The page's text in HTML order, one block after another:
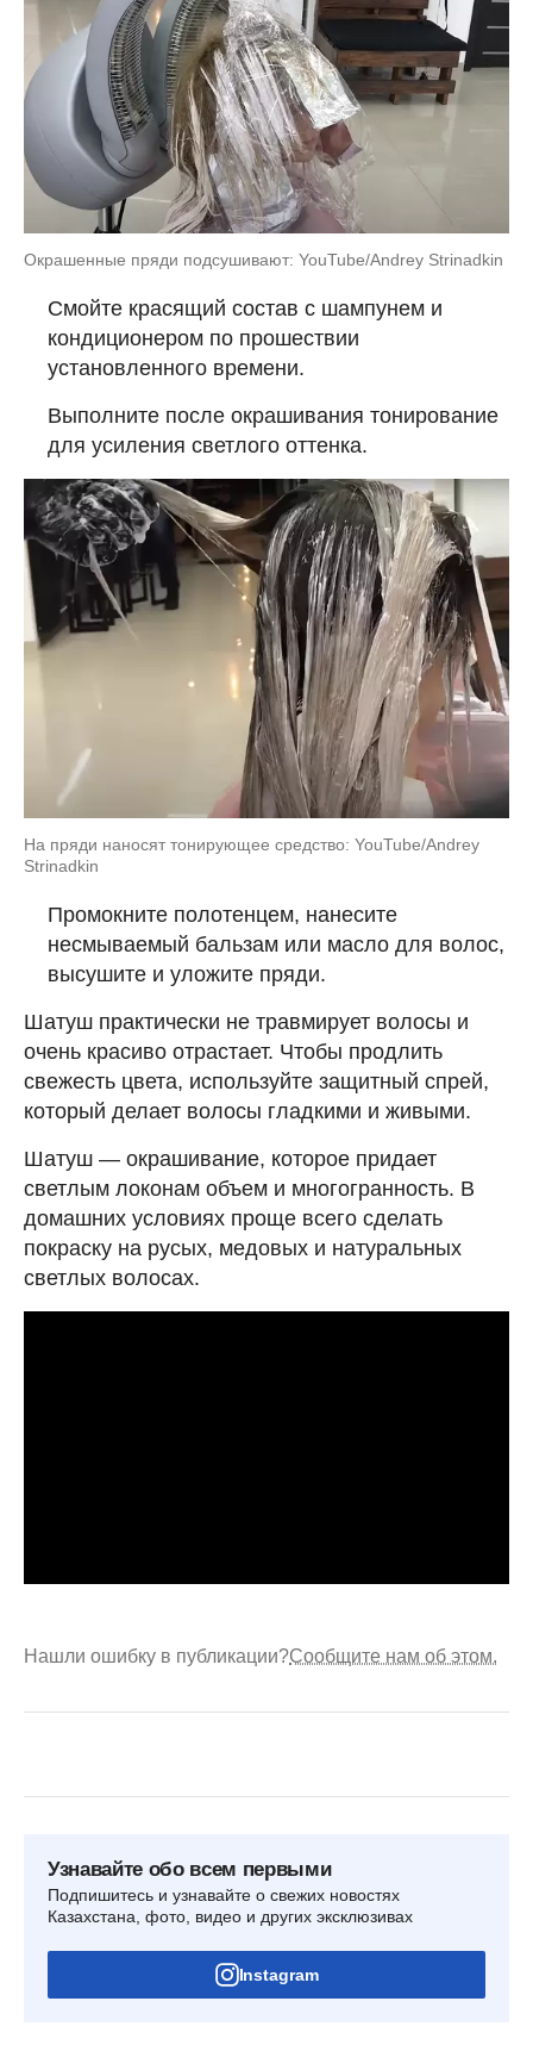
Окрашенные пряди подсушивают: YouTube/Andrey Strinadkin
Смойте красящий состав с шампунем и
кондиционером по прошествии
установленного времени.
Выполните после окрашивания тонирование
для усиления светлого оттенка.
На пряди наносят тонирующее средство: YouTube/Andrey
Strinadkin
Промокните полотенцем, нанесите
несмываемый бальзам или масло для волос,
высушите и уложите пряди.
Шатуш практически не травмирует волосы и
очень красиво отрастает. Чтобы продлить
свежесть цвета, используйте защитный спрей,
который делает волосы гладкими и живыми.
Шатуш — окрашивание, которое придает
светлым локонам объем и многогранность. В
домашних условиях проще всего сделать
покраску на русых, медовых и натуральных
светлых волосах.
Нашли ошибку в публикации?Сообщите нам об этом.
Узнавайте обо всем первыми
Подпишитесь и узнавайте о свежих новостях
Казахстана, фото, видео и других эксклюзивах
Instagram